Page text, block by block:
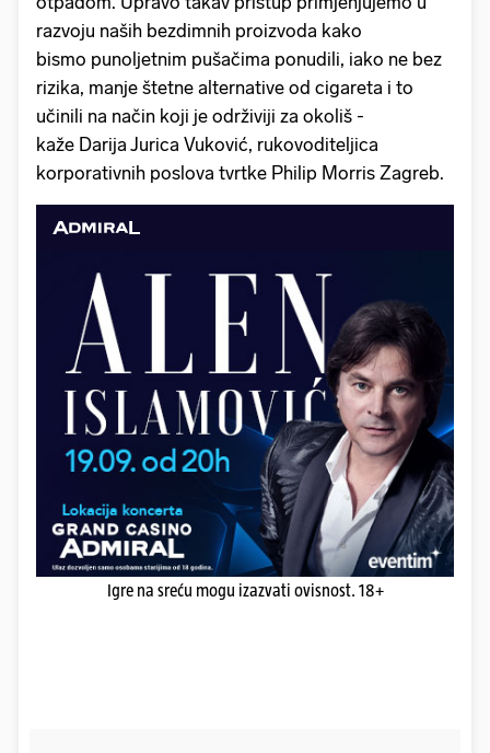
razvoju naših bezdimnih proizvoda kako
bismo punoljetnim pušačima ponudili, iako ne bez
rizika, manje štetne alternative od cigareta i to
učinili na način koji je održiviji za okoliš -
kaže Darija Jurica Vuković, rukovoditeljica
korporativnih poslova tvrtke Philip Morris Zagreb.
Igre na sreću mogu izazvati ovisnost. 18+